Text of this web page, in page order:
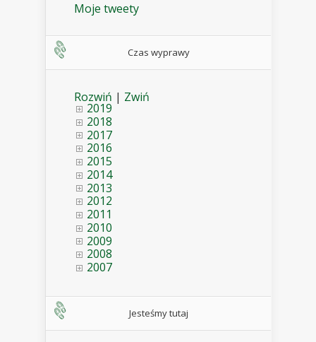
Moje tweety
Czas wyprawy
Rozwiń | Zwiń
2019
2018
2017
2016
2015
2014
2013
2012
2011
2010
2009
2008
2007
Jesteśmy tutaj